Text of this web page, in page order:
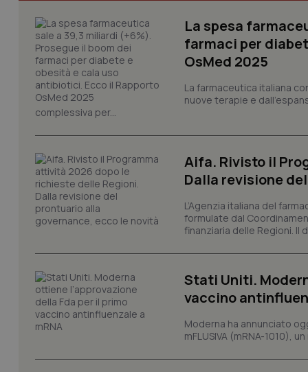
La spesa
farmaci per
OsMed 2025
La farmaceutica italiana
nuove terapie e
complessiva per...
Aifa. Rivisto il
Dalla revisione
L’Agenzia italiana del
formulate dal
finanziaria delle Regioni. Il
Stati Uniti.
vaccino
Moderna ha annunciato
mFLUSIVA (mRNA-1010),
I cookie necessari
Nome
tracking-enable
tracking-sites-
session-id
_ga